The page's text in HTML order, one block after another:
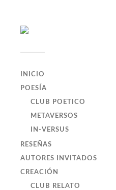
INICIO
POESÍA
CLUB POETICO
METAVERSOS
IN-VERSUS
RESEÑAS
AUTORES INVITADOS
CREACIÓN
CLUB RELATO